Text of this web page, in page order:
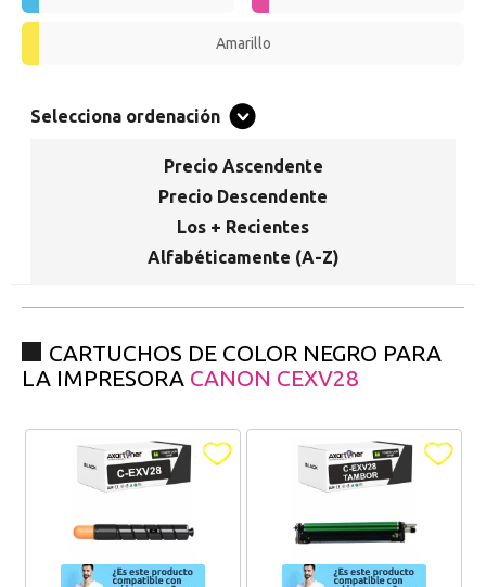
boletin de noticias
Ventajas para miembros
Accede a descuentos exclusivos y ofertas en toda la gama de
registro distribuidor
Amarillo
Selecciona ordenación
Precio Ascendente
Precio Descendente
Los + Recientes
Alfabéticamente (A-Z)
CARTUCHOS DE COLOR NEGRO PARA
LA IMPRESORA CANON CEXV28